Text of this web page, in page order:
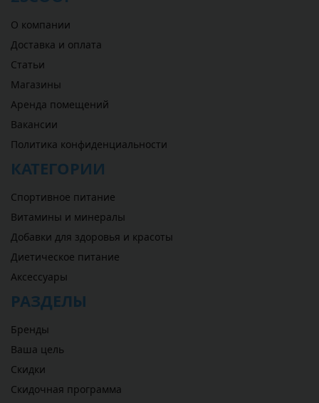
О компании
Доставка и оплата
Статьи
Магазины
Аренда помещений
Вакансии
Политика конфиденциальности
КАТЕГОРИИ
Спортивное питание
Витамины и минералы
Добавки для здоровья и красоты
Диетическое питание
Аксессуары
РАЗДЕЛЫ
Бренды
Ваша цель
Скидки
Скидочная программа